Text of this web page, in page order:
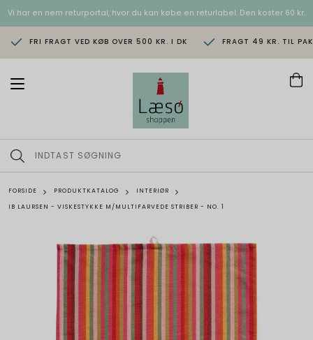
Vi har en nem returportal, hvor du kan købe en returlabel. Den koster 60 kr.
FRI FRAGT VED KØB OVER 500 KR. I DK FRAGT 49 KR. TIL
T
n
a
i
g
FORSIDE PRODUKTKATALOG
INTERIØR
IB LAURSEN - VISKESTYKKE M/MULTIFARVEDE STRIBER - NO. 1